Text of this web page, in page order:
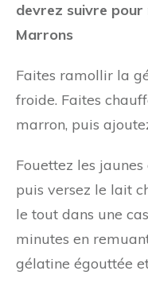
devrez suivre
Marrons
Faites ramollir la
froide. Faites
marron, puis
Fouettez les jaunes
puis versez le lait
le tout dans une
minutes en
gélatine égouttée